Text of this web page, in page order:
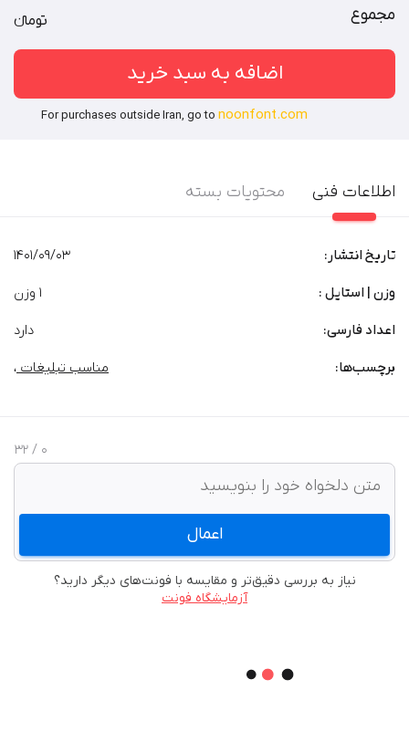
مجموع تومان‫ء‬‫
اضافه به سبد خرید
For purchases outside Iran, go to noonfont.com
اطلاعات فنی محتویات بسته
تاریخ انتشار: 1401/09/03
وزن | استایل : 1 وزن
اعداد فارسی: دارد
برچسب‌‌ها: مناسب تبلیغات ،
0
/ 32
اعمال
نیاز به بررسی دقیق‌تر و مقایسه با فونت‌های دیگر دارید؟
آزمایشگاه فونت